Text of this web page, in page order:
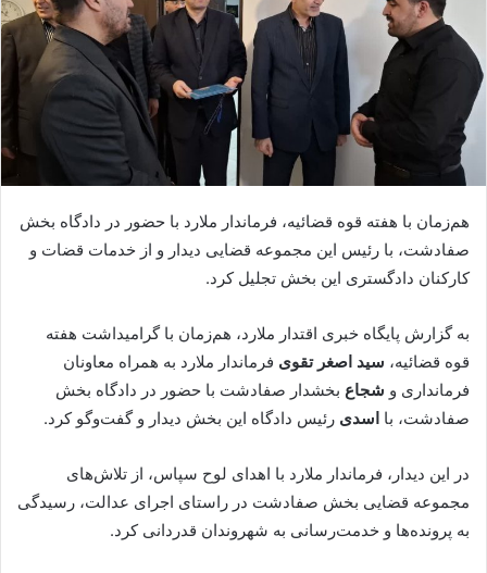
هم‌زمان با هفته قوه قضائیه، فرماندار ملارد با حضور در دادگاه بخش
صفادشت، با رئیس این مجموعه قضایی دیدار و از خدمات قضات و
کارکنان دادگستری این بخش تجلیل کرد.
به گزارش پایگاه خبری اقتدار ملارد، هم‌زمان با گرامیداشت هفته
قوه قضائیه، سید اصغر تقوی فرماندار ملارد به همراه معاونان
فرمانداری و شجاع بخشدار صفادشت با حضور در دادگاه بخش
صفادشت، با اسدی رئیس دادگاه این بخش دیدار و گفت‌وگو کرد.
در این دیدار، فرماندار ملارد با اهدای لوح سپاس، از تلاش‌های
مجموعه قضایی بخش صفادشت در راستای اجرای عدالت، رسیدگی
به پرونده‌ها و خدمت‌رسانی به شهروندان قدردانی کرد.